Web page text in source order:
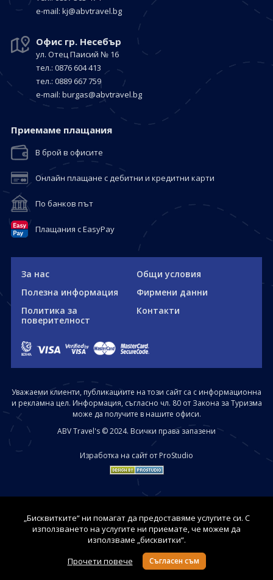
е-mail: kj@abvtravel.bg
Офис гр. Несебър
ул. Отец Паисий № 16
тел.: 0876 604 413
тел.: 0889 667 759
е-mail: burgas@abvtravel.bg
Приемaме плащания
В брой в офисите
Онлайн плащане с дебитни и кредитни карти
По банков път
Плащания с EasyPay
За нас
Общи условия
Полезна информация
Фирмени данни
Политика за
поверителност
Контакти
Уважаеми клиенти, публикациите на този сайт са с информационна
и рекламна цел. Информация, съгласно чл. 80 от Закона за Туризма
може да получите в нашите офиси.
ABV Travel's © 2024. Всички права запазени
Изработка на сайт от ProStudio
„Бисквитките“ ни помагат да предоставяме услугите си. С
използването на услугите ни приемате, че можем да
използваме „бисквитки“.
Прочети повече
Съгласен съм